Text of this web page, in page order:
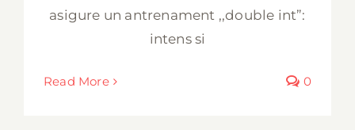
asigure un antrenament ,,double int”:
intens si
Read More 0